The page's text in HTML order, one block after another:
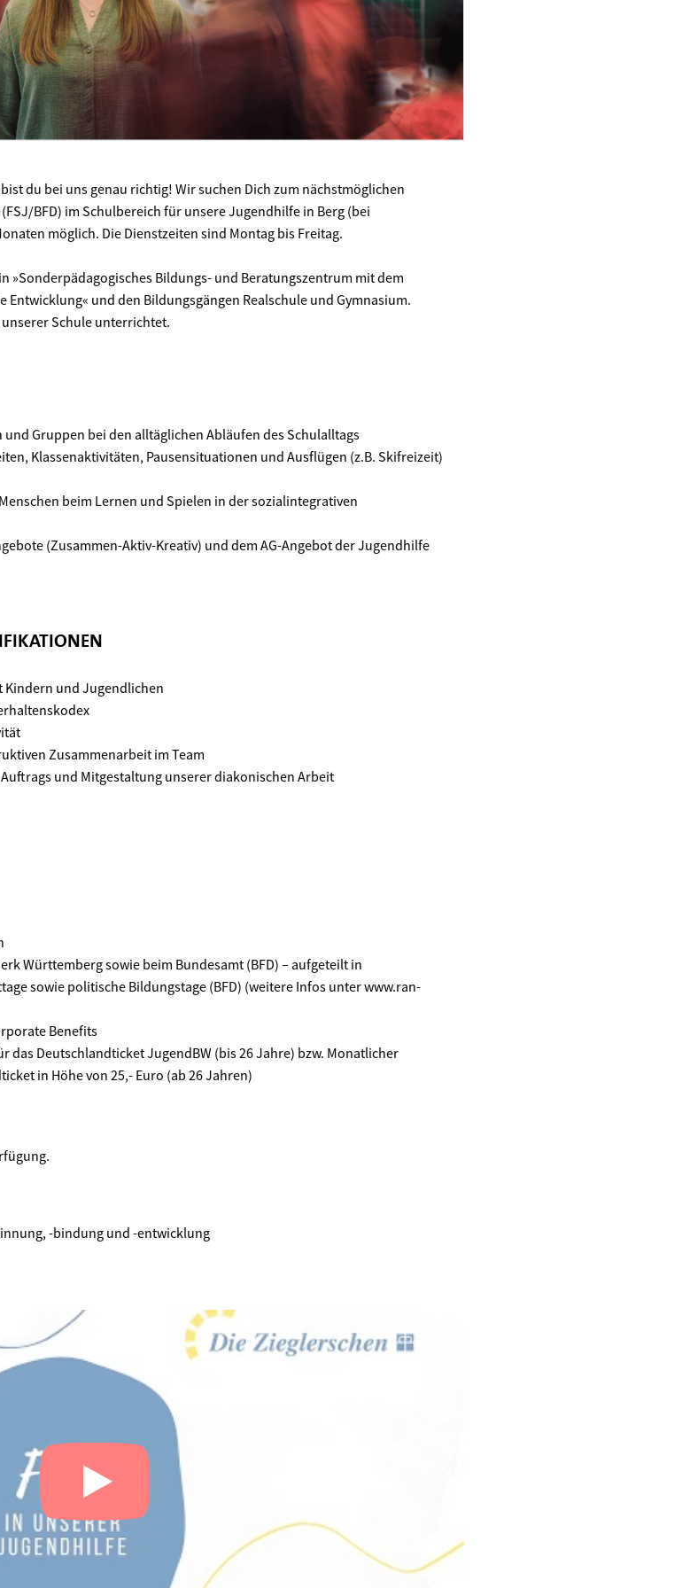
du bei uns genau richtig! Wir suchen Dich zum nächstmöglichen
BFD) im Schulbereich für unsere Jugendhilfe in Berg (bei
möglich. Die Dienstzeiten sind Montag bis Freitag.
»Sonderpädagogisches Bildungs- und Beratungszentrum mit dem
und den Bildungsgängen Realschule und Gymnasium.
Schule unterrichtet.
Gruppen bei den alltäglichen Abläufen des Schulalltags
Klassenaktivitäten, Pausensituationen und Ausflügen (z.B. Skifreizeit)
beim Lernen und Spielen in der sozialintegrativen
(Zusammen-Aktiv-Kreativ) und dem AG-Angebot der Jugendhilfe
Kindern und Jugendlichen
Zusammenarbeit im Team
und Mitgestaltung unserer diakonischen Arbeit
Württemberg sowie beim Bundesamt (BFD) – aufgeteilt in
sowie politische Bildungstage (BFD) (weitere Infos unter www.ran-
Benefits
das Deutschlandticket JugendBW (bis 26 Jahre) bzw. Monatlicher
in Höhe von 25,- Euro (ab 26 Jahren)
-bindung und -entwicklung